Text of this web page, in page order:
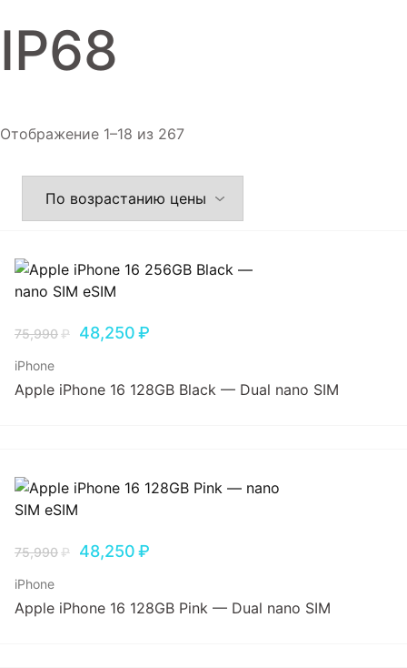
Аксессуары
IP68
Отображение 1–18 из 267
75,990₽ 48,250₽
iPhone
Apple iPhone 16 128GB Black — Dual nano SIM
75,990₽ 48,250₽
iPhone
Apple iPhone 16 128GB Pink — Dual nano SIM